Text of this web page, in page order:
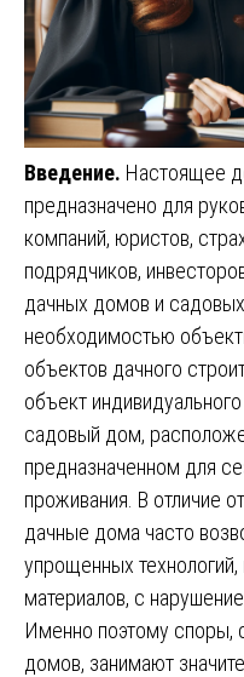
Введение. Настоящее
предназначено для
компаний, юристов,
подрядчиков,
дачных домов и
необходимостью
объектов дачного
объект
садовый дом,
предназначенном для
проживания. В отличие
дачные дома часто
упрощенных
материалов, с
Именно поэтому споры,
домов, занимают